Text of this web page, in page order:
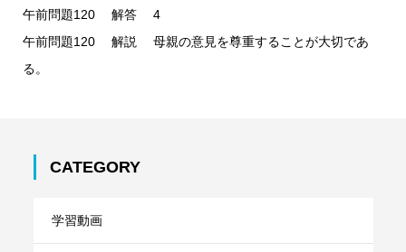
午前問題120 解答 4
午前問題120 解説 母親の意見を尊重することが大切であ
る。
CATEGORY
学習動画